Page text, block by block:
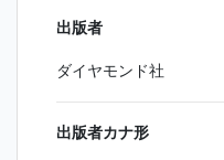
出版者
ダイヤモンド社
出版者カナ形